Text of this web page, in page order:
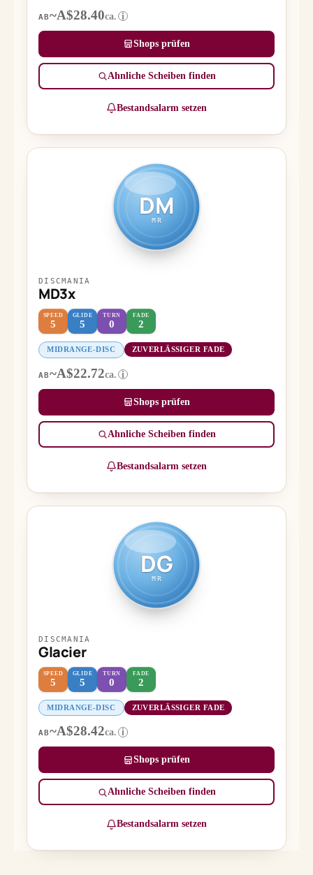
AB~A$28.40ca. i
Shops prüfen
Ähnliche Scheiben finden
Bestandsalarm setzen
DM
MR
DISCMANIA
MD3x
SPEED
5
GLIDE
5
TURN
0
FADE
2
MIDRANGE-DISC ZUVERLÄSSIGER FADE
AB~A$22.72ca. i
Shops prüfen
Ähnliche Scheiben finden
Bestandsalarm setzen
DG
MR
DISCMANIA
Glacier
SPEED
5
GLIDE
5
TURN
0
FADE
2
MIDRANGE-DISC ZUVERLÄSSIGER FADE
AB~A$28.42ca. i
Shops prüfen
Ähnliche Scheiben finden
Bestandsalarm setzen